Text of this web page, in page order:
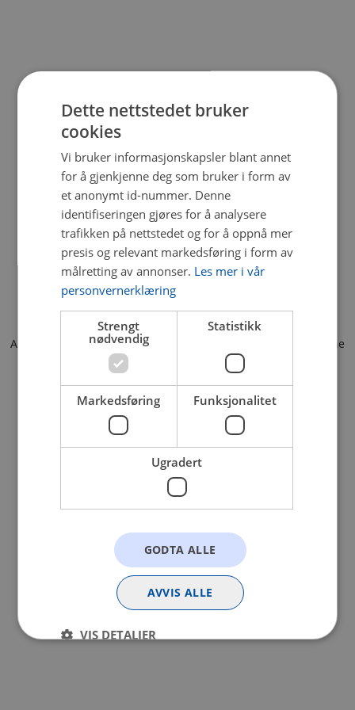
Application error: a client-side exception has occurred (see the
browser console for more information).
Dette nettstedet bruker
cookies
Vi bruker informasjonskapsler blant annet
for å gjenkjenne deg som bruker i form av
et anonymt id-nummer. Denne
identifiseringen gjøres for å analysere
trafikken på nettstedet og for å oppnå mer
presis og relevant markedsføring i form av
målretting av annonser. Les mer i vår
personvernerklæring
Strengt
nødvendig
Statistikk
Markedsføring Funksjonalitet
Ugradert
GODTA ALLE
AVVIS ALLE
VIS DETALJER